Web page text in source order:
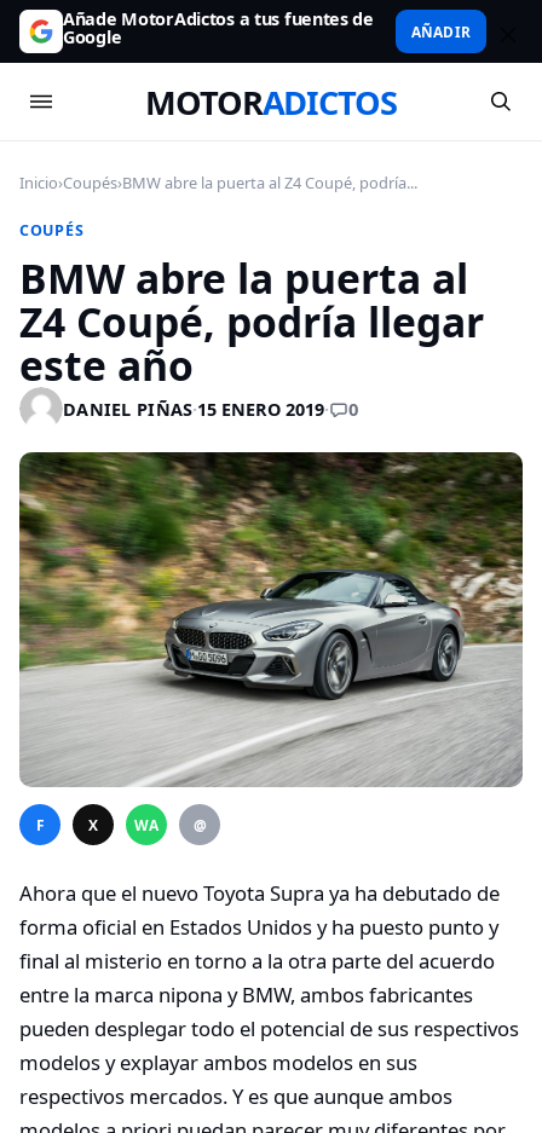
Añade MotorAdictos a tus fuentes de
Google AÑADIR
MOTORADICTOS
Inicio›Coupés›BMW abre la puerta al Z4 Coupé, podría...
COUPÉS
BMW abre la puerta al
Z4 Coupé, podría llegar
este año
DANIEL PIÑAS·15 ENERO 2019· 0
F X WA @
Ahora que el nuevo Toyota Supra ya ha debutado de
forma oficial en Estados Unidos y ha puesto punto y
final al misterio en torno a la otra parte del acuerdo
entre la marca nipona y BMW, ambos fabricantes
pueden desplegar todo el potencial de sus respectivos
modelos y explayar ambos modelos en sus
respectivos mercados. Y es que aunque ambos